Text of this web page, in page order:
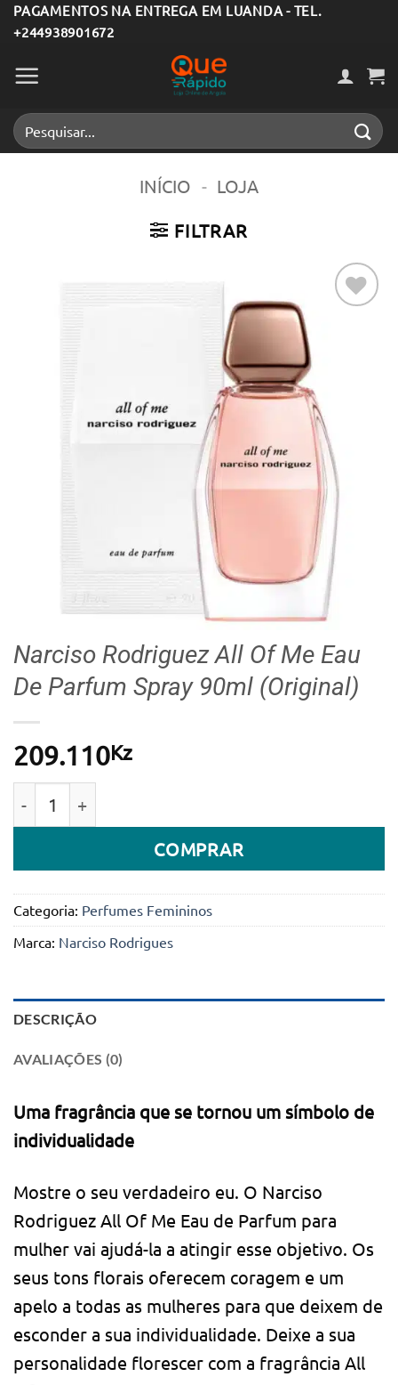
Skip
to
content
PAGAMENTOS NA ENTREGA EM LUANDA - TEL.
+244938901672
Pesquisar
por:
INÍCIO - LOJA
FILTRAR
Adicionar
aos meus
Narciso Rodriguez All Of Me Eau
De Parfum Spray 90ml (Original)
209.110Kz
COMPRAR
Categoria: Perfumes Femininos
Marca: Narciso Rodrigues
DESCRIÇÃO
AVALIAÇÕES (0)
Uma fragrância que se tornou um símbolo de
individualidade
Mostre o seu verdadeiro eu. O Narciso
Rodriguez All Of Me Eau de Parfum para
mulher vai ajudá-la a atingir esse objetivo. Os
seus tons florais oferecem coragem e um
apelo a todas as mulheres para que deixem de
esconder a sua individualidade. Deixe a sua
personalidade florescer com a fragrância All